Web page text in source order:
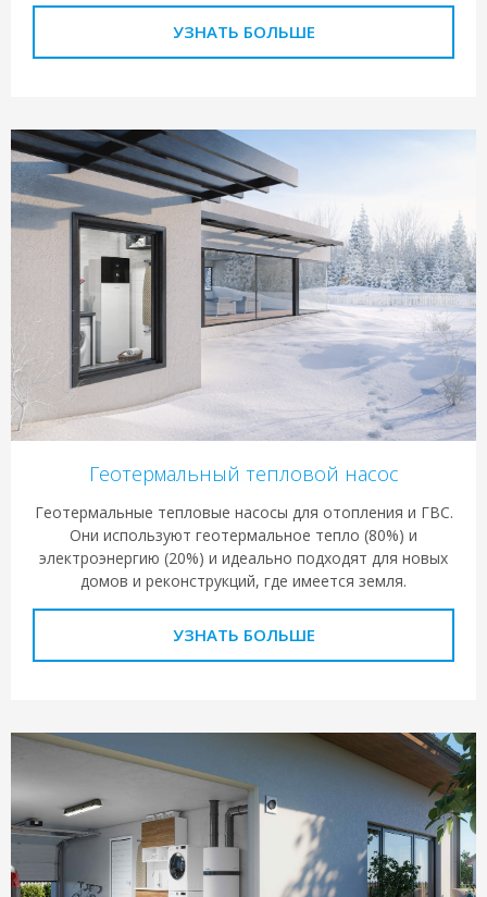
УЗНАТЬ БОЛЬШЕ
Геотермальный тепловой насос
Геотермальные тепловые насосы для отопления и ГВС.
Они используют геотермальное тепло (80%) и
электроэнергию (20%) и идеально подходят для новых
домов и реконструкций, где имеется земля.
УЗНАТЬ БОЛЬШЕ